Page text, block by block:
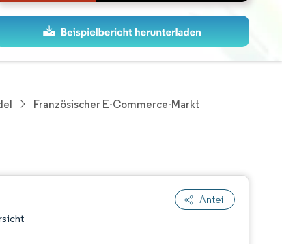
Französischer E-Commerce-Markt
Anteil